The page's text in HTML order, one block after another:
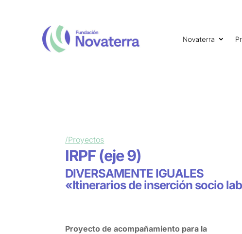
Novaterra
/Proyectos
IRPF (eje 9)
DIVERSAMENTE IGUALES
«Itinerarios de inserción socio
Proyecto de acompañamiento para la